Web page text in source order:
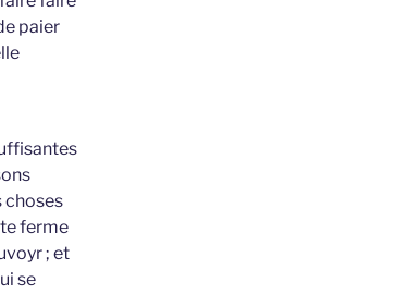
paier
choses
ferme
; et
se